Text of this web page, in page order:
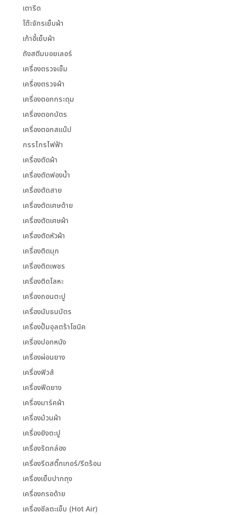
เตารีด
โต๊ะจักรเย็บผ้า
เก้าอี้เย็บผ้า
ถังสตีมบอยเลอร์
เครื่องตรวจเข็ม
เครื่องตรวจผ้า
เครื่องตอกกระดุม
เครื่องตอกบัตร
เครื่องตอกสแน๊ป
กรรไกรไฟฟ้า
เครื่องตัดผ้า
เครื่องตัดฟองน้ำ
เครื่องตัดสาย
เครื่องตัดเศษด้าย
เครื่องตัดเศษผ้า
เครื่องตัดหัวผ้า
เครื่องติดมุก
เครื่องติดเพชร
เครื่องติดโลหะ
เครื่องถอนตะปู
เครื่องนับธนบัตร
เครื่องปั้มอุลตร้าโซนิค
เครื่องปอกหนัง
เครื่องผ่อนยาง
เครื่องฟิวส์
เครื่องฟีดยาง
เครื่องมาร์คผ้า
เครื่องม้วนผ้า
เครื่องยิงตะปู
เครื่องรัดกล่อง
เครื่องรีดสติ๊กเกอร์/รีดร้อน
เครื่องเย็บปากถุง
เครื่องกรอด้าย
เครื่องซีลตะเข็บ (Hot Air)